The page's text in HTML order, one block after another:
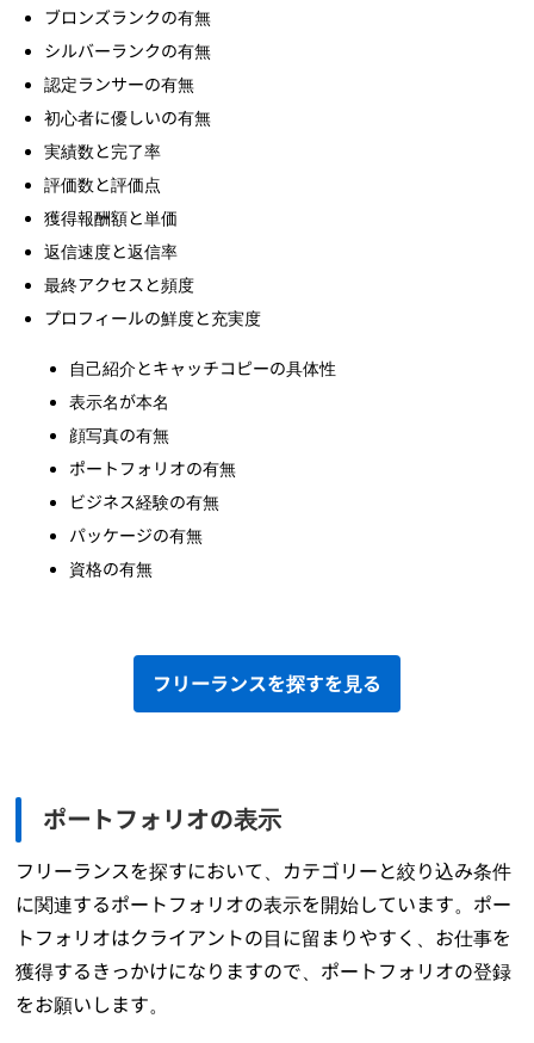
ブロンズランクの有無
シルバーランクの有無
認定ランサーの有無
初心者に優しいの有無
実績数と完了率
評価数と評価点
獲得報酬額と単価
返信速度と返信率
最終アクセスと頻度
プロフィールの鮮度と充実度
自己紹介とキャッチコピーの具体性
表示名が本名
顔写真の有無
ポートフォリオの有無
ビジネス経験の有無
パッケージの有無
資格の有無
フリーランスを探すを見る
ポートフォリオの表示
フリーランスを探すにおいて、カテゴリーと絞り込み条件
に関連するポートフォリオの表示を開始しています。ポー
トフォリオはクライアントの目に留まりやすく、お仕事を
獲得するきっかけになりますので、ポートフォリオの登録
をお願いします。